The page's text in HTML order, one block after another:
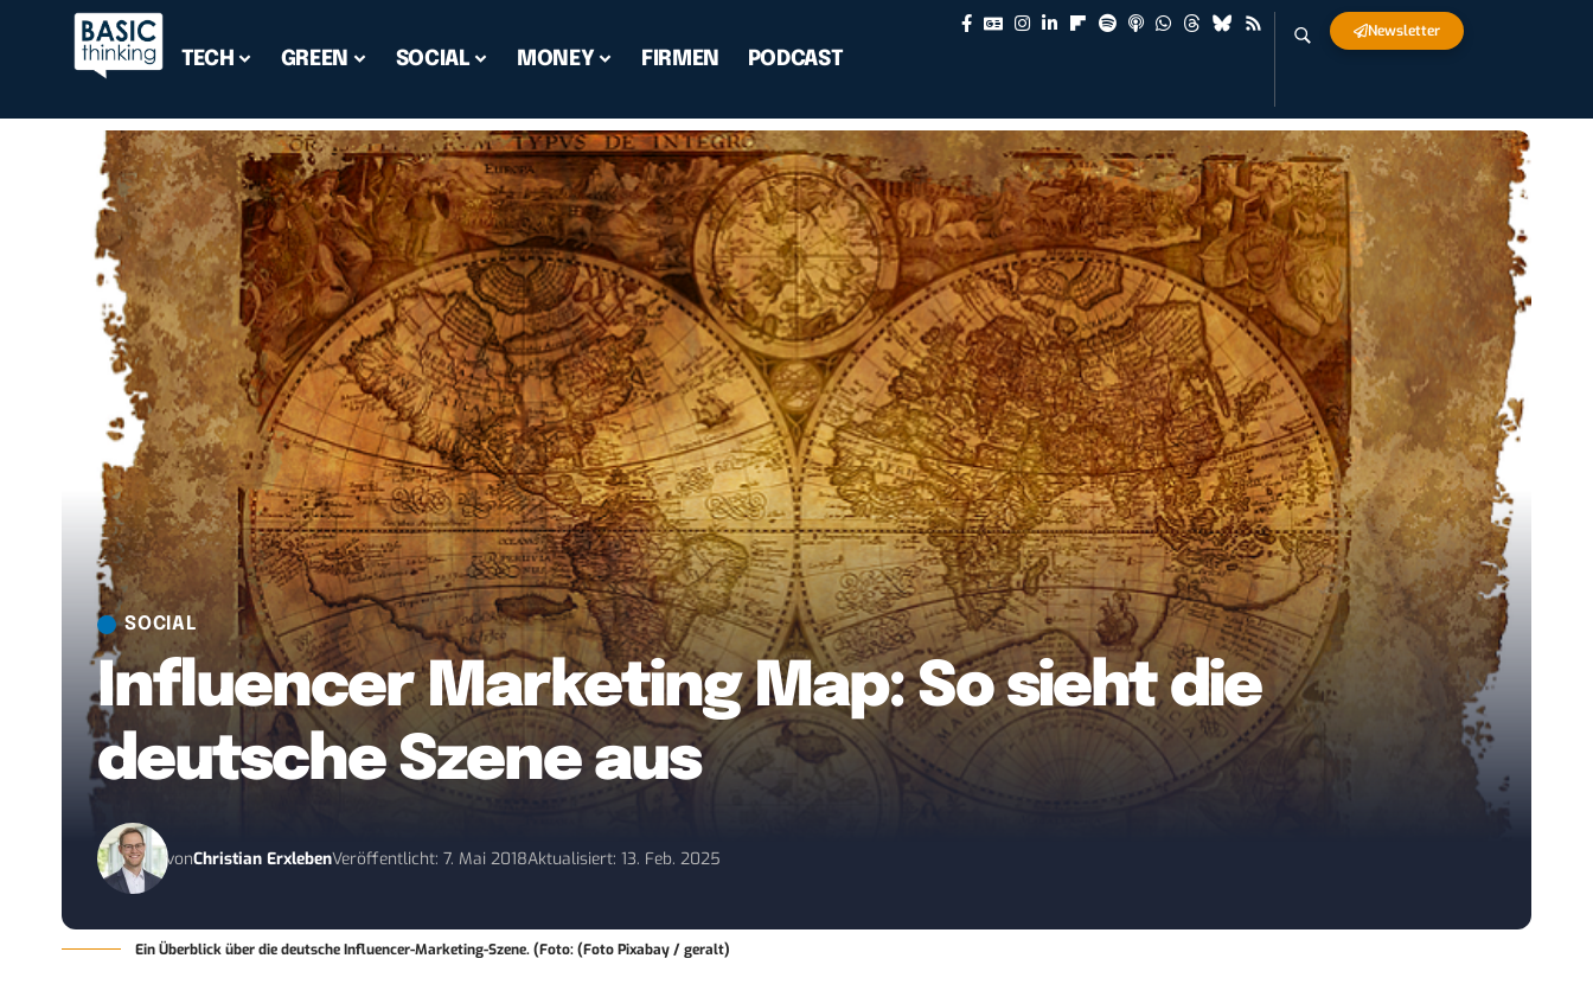
TECH GREEN SOCIAL MONEY FIRMEN PODCAST
Newsletter
SOCIAL
Influencer Marketing Map: So sieht die
deutsche Szene aus
vonChristian ErxlebenVeröffentlicht: 7. Mai 2018Aktualisiert: 13. Feb. 2025
Ein Überblick über die deutsche Influencer-Marketing-Szene. (Foto: (Foto Pixabay / geralt)